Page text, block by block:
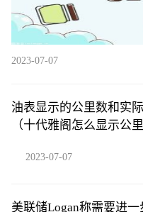
2023-07-07
油表显示的公里数和实
（十代雅阁怎么显示公里
2023-07-07
美联储Logan称需要进